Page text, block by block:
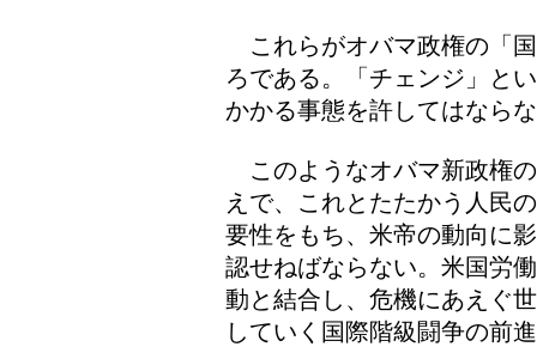
これらがオバマ政権の「
ろである。「チェンジ」と
かかる事態を許してはなら
このようなオバマ新政権
えで、これとたたかう人民
要性をもち、米帝の動向に
認せねばならない。米国労
動と結合し、危機にあえぐ
していく国際階級闘争の前